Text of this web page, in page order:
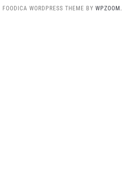
FOODICA WORDPRESS THEME BY WPZOOM.